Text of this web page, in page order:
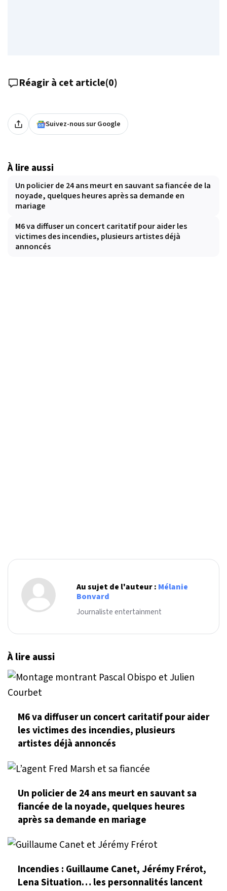
Réagir à cet article(0)
Suivez-nous sur Google
À lire aussi
Un policier de 24 ans meurt en sauvant sa fiancée de la
noyade, quelques heures après sa demande en
mariage
M6 va diffuser un concert caritatif pour aider les
victimes des incendies, plusieurs artistes déjà
annoncés
Au sujet de l'auteur : Mélanie
Bonvard
Journaliste entertainment
À lire aussi
M6 va diffuser un concert caritatif pour aider
les victimes des incendies, plusieurs
artistes déjà annoncés
Un policier de 24 ans meurt en sauvant sa
fiancée de la noyade, quelques heures
après sa demande en mariage
Incendies : Guillaume Canet, Jérémy Frérot,
Lena Situation… les personnalités lancent